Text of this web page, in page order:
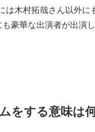
は木村拓哉さん以外に
豪華な出演者が出演
をする意味は